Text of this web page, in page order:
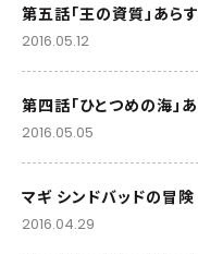
第五話「王の資質」あら
2016.05.12
第四話「ひとつめの海」
2016.05.05
マギ シンドバッドの冒
2016.04.29